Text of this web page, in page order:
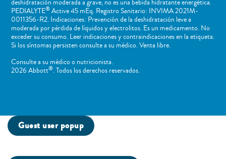
deshidratación moderada a grave, no es una bebida hidratante energética.
PEDIALYTE®Active 45 mEq. Registro Sanitario: INVIMA 2021M-
0011356-R2. Indicaciones: Prevención de la deshidratación leve a
moderada por pérdida de líquidos y electrolitos. Es un medicamento. No
exceder su consumo. Leer indicaciones y contraindicaciones en la etiqueta.
Si los síntomas persisten consulte a su médico. Venta libre.
Consulte a su médico o nutricionista.
2026 Abbott®. Todos los derechos reservados.
Guest user popup